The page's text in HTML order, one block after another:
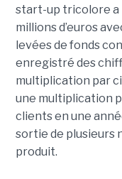
start-up tricolore a
millions d’euros
levées de fonds
enregistré des
multiplication par
une multiplication
clients en une
sortie de plusieurs
produit.